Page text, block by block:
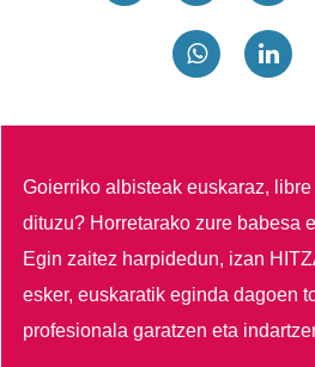
Goierriko albisteak euskaraz,
dituzu? Horretarako zure babesa
Egin zaitez harpidedun, izan
esker, euskaratik eginda dagoen
profesionala garatzen eta